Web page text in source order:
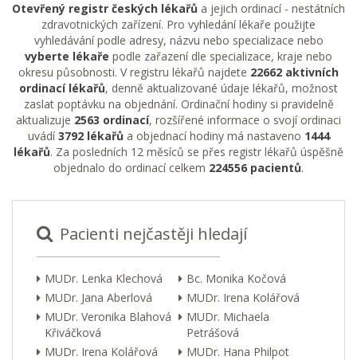
Otevřený registr českých lékařů a jejich ordinací - nestátních
zdravotnických zařízení. Pro vyhledání lékaře použijte
vyhledávání podle adresy, názvu nebo specializace nebo
vyberte lékaře podle zařazení dle specializace, kraje nebo
okresu působnosti. V registru lékařů najdete 22662 aktivních
ordinací lékařů, denně aktualizované údaje lékařů, možnost
zaslat poptávku na objednání. Ordinační hodiny si pravidelně
aktualizuje 2563 ordinací, rozšířené informace o svojí ordinaci
uvádí3792 lékařů a objednací hodiny má nastaveno 1444
lékařů. Za posledních 12 měsíců se přes registr lékařů úspěšně
objednalo do ordinací celkem 224556 pacientů.
Pacienti nejčastěji hledají
MUDr. Lenka Klechová
Bc. Monika Kočová
MUDr. Jana Aberlová
MUDr. Irena Kolářová
MUDr. Veronika Blahová
Křiváčková
MUDr. Michaela
Petrášová
MUDr. Irena Kolářová
MUDr. Hana Philpot